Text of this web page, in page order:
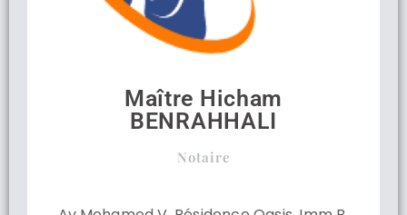
Maître Hicham
BENRAHHALI
Notaire